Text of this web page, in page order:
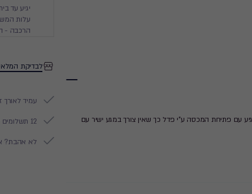
עלות
הרכבה -
לבדיקת
עמיד לאורך
12 תשלומים ללא ריבית
לא אהבת?
עם פתיחת המכסה ע”י פדל כך שאין צורך במגע ישיר עם